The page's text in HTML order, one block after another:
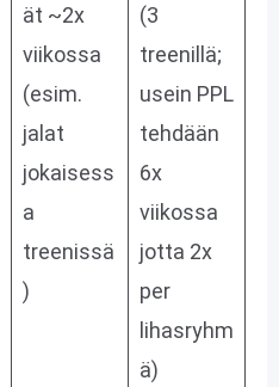
ät ~2x
viikossa
(esim.
jalat
jokaisess
a
treenissä
)
(3
treenillä;
usein PPL
tehdään
6x
viikossa
jotta 2x
per
lihasryhm
ä)